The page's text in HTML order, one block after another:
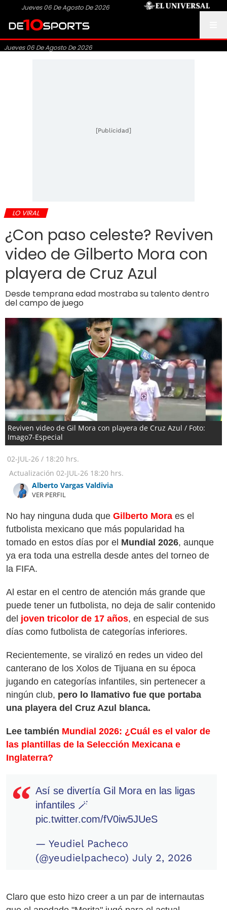
Jueves 06 De Agosto De 2026
Jueves 06 De Agosto De 2026
[Publicidad]
LO VIRAL
¿Con paso celeste? Reviven
video de Gilberto Mora con
playera de Cruz Azul
Desde temprana edad mostraba su talento dentro
del campo de juego
Reviven video de Gil Mora con playera de Cruz Azul / Foto:
Imago7-Especial
02-JUL-26 / 18:20 hrs.
Actualización 02-JUL-26 18:20 hrs.
Alberto Vargas Valdivia
VER PERFIL
No hay ninguna duda que Gilberto Mora es el
futbolista mexicano que más popularidad ha
tomado en estos días por el Mundial 2026, aunque
ya era toda una estrella desde antes del torneo de
la FIFA.
Al estar en el centro de atención más grande que
puede tener un futbolista, no deja de salir contenido
del joven tricolor de 17 años, en especial de sus
días como futbolista de categorías inferiores.
Recientemente, se viralizó en redes un video del
canterano de los Xolos de Tijuana en su época
jugando en categorías infantiles, sin pertenecer a
ningún club, pero lo llamativo fue que portaba
una playera del Cruz Azul blanca.
Lee también Mundial 2026: ¿Cuál es el valor de
las plantillas de la Selección Mexicana e
Inglaterra?
Así se divertía Gil Mora en las ligas
infantiles 🪄
pic.twitter.com/fV0iw5JUeS
— Yeudiel Pacheco
(@yeudielpacheco) July 2, 2026
Claro que esto hizo creer a un par de internautas